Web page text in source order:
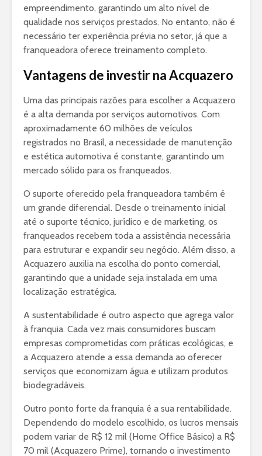
empreendimento, garantindo um alto nível de
qualidade nos serviços prestados. No entanto, não é
necessário ter experiência prévia no setor, já que a
franqueadora oferece treinamento completo.
Vantagens de investir na Acquazero
Uma das principais razões para escolher a Acquazero
é a alta demanda por serviços automotivos. Com
aproximadamente 60 milhões de veículos
registrados no Brasil, a necessidade de manutenção
e estética automotiva é constante, garantindo um
mercado sólido para os franqueados.
O suporte oferecido pela franqueadora também é
um grande diferencial. Desde o treinamento inicial
até o suporte técnico, jurídico e de marketing, os
franqueados recebem toda a assistência necessária
para estruturar e expandir seu negócio. Além disso, a
Acquazero auxilia na escolha do ponto comercial,
garantindo que a unidade seja instalada em uma
localização estratégica.
A sustentabilidade é outro aspecto que agrega valor
à franquia. Cada vez mais consumidores buscam
empresas comprometidas com práticas ecológicas, e
a Acquazero atende a essa demanda ao oferecer
serviços que economizam água e utilizam produtos
biodegradáveis.
Outro ponto forte da franquia é a sua rentabilidade.
Dependendo do modelo escolhido, os lucros mensais
podem variar de R$ 12 mil (Home Office Básico) a R$
70 mil (Acquazero Prime), tornando o investimento